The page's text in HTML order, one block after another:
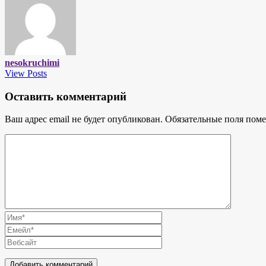
nesokruchimi
View Posts
Оставить комментарий
Ваш адрес email не будет опубликован. Обязательные поля